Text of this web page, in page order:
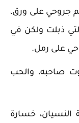
جروحي على ورق،
ذبلت ولكن في
على رمل.
صاحبه، والحب
النسيان، خسارة